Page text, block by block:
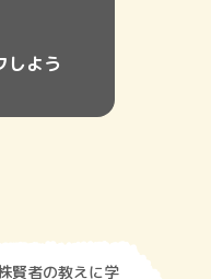
しよう
賢者の教えに学